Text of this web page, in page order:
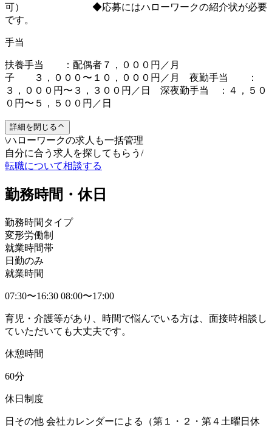
可） ◆応募にはハローワークの紹介状が必要
です。
手当
扶養手当 ：配偶者７，０００円／月
子 ３，０００〜１０，０００円／月 夜勤手当 ：
３，０００円〜３，３００円／日 深夜勤手当 ：４，５０
０円〜５，５００円／日
詳細を閉じる
\ハローワークの求人も一括管理
自分に合う求人を探してもらう /
転職について相談する
勤務時間・休日
勤務時間タイプ
変形労働制
就業時間帯
日勤のみ
就業時間
07:30〜16:30 08:00〜17:00
育児・介護等があり、時間で悩んでいる方は、面接時相談し
ていただいても大丈夫です。
休憩時間
60分
休日制度
日その他 会社カレンダーによる（第１・２・第４土曜日休